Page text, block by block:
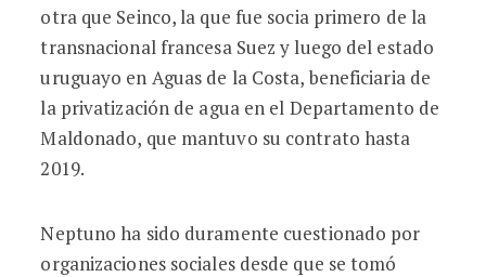
otra que Seinco, la que fue socia primero de la
transnacional francesa Suez y luego del estado
uruguayo en Aguas de la Costa, beneficiaria de
la privatización de agua en el Departamento de
Maldonado, que mantuvo su contrato hasta
2019.
Neptuno ha sido duramente cuestionado por
organizaciones sociales desde que se tomó